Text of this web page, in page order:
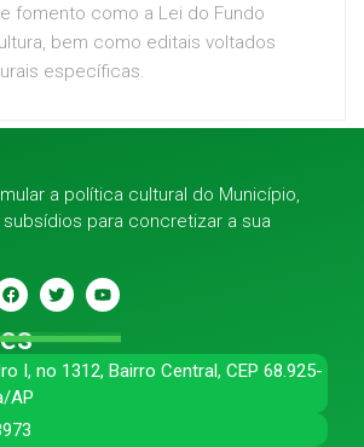
fomento como a Lei do Fundo
bem como editais voltados
específicas.
a política cultural do Município,
para concretizar a sua
I, no 1312, Bairro Central, CEP 68.925-
AP